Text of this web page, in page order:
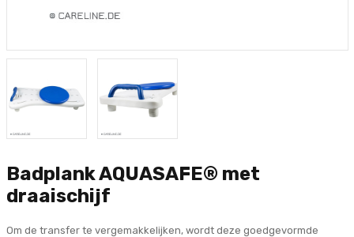
Badplank AQUASAFE® met
draaischijf
Om de transfer te vergemakkelijken, wordt deze goedgevormde